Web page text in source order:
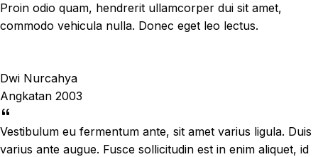
Proin odio quam, hendrerit ullamcorper dui sit amet,
commodo vehicula nulla. Donec eget leo lectus.
Dwi Nurcahya
Angkatan 2003
Vestibulum eu fermentum ante, sit amet varius ligula. Duis
varius ante augue. Fusce sollicitudin est in enim aliquet, id